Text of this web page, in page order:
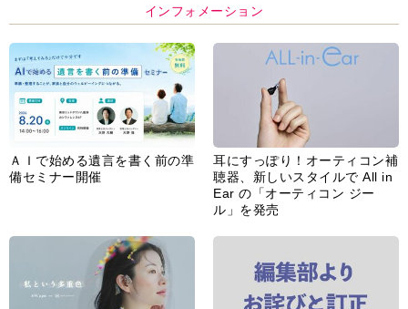
インフォメーション
ＡＩで始める遺言を書く前の準
備セミナー開催
耳にすっぽり！オーティコン補
聴器、新しいスタイルで All in
Ear の「オーティコン ジー
ル」を発売